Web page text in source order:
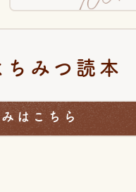
ちみつ読
はこちら